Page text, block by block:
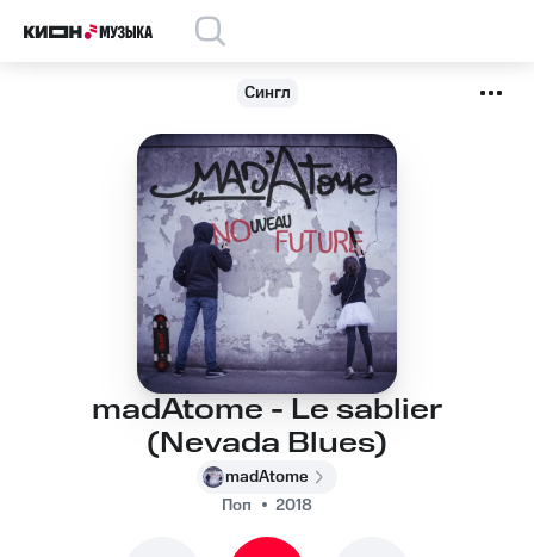
Сингл
madAtome - Le sablier
(Nevada Blues)
madAtome
Поп
2018